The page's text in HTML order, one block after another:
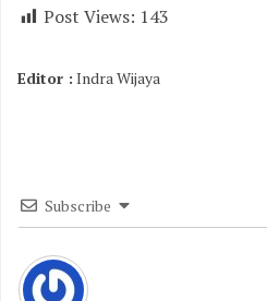
Post Views: 143
Editor : Indra Wijaya
Subscribe